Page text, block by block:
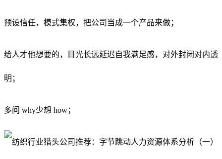
预设信任， 模式集权， 把公司当成一个产品来做；
给人才他想要的， 目光长远延迟自我满足感， 对外封闭对内透
明 ；
多问 why少想 how；